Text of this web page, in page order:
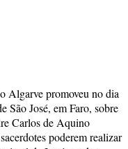
Algarve promoveu no dia
São José, em Faro, sobre
Carlos de Aquino
poderem realizar